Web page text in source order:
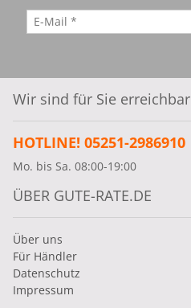
Wir sind für Sie erreichbar
HOTLINE! 05251-2986910
Mo. bis Sa. 08:00-19:00
ÜBER GUTE-RATE.DE
Über uns
Für Händler
Datenschutz
Impressum